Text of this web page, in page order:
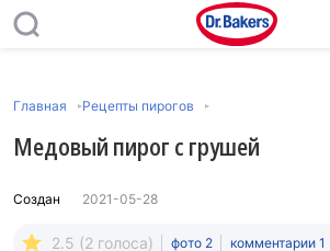
Главная Рецепты пирогов
Медовый пирог с грушей
Создан 2021-05-28
2.5 (2 голоса) фото 2 комментарии 1